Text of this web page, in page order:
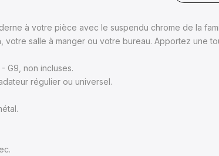
à votre pièce avec le suspendu chrome de la
votre salle à manger ou votre bureau. Apportez une
G9, non incluses.
régulier ou universel.